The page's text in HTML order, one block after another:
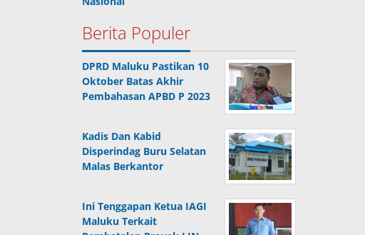
Berita Populer
DPRD Maluku Pastikan 10
Oktober Batas Akhir
Pembahasan APBD P 2023
Kadis Dan Kabid
Disperindag Buru Selatan
Malas Berkantor
Ini Tenggapan Ketua IAGI
Maluku Terkait